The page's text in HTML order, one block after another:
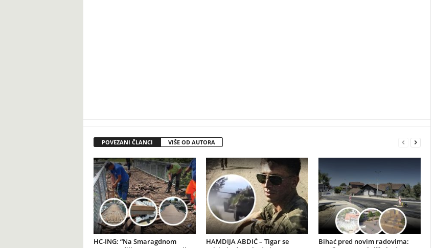
POVEZANI ČLANCI VIŠE OD AUTORA
HC-ING: “Na Smaragdnom
HAMDIJA ABDIĆ – Tigar se
Bihać pred novim radovima: